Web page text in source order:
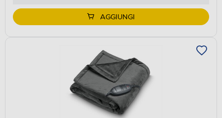
AGGIUNGI